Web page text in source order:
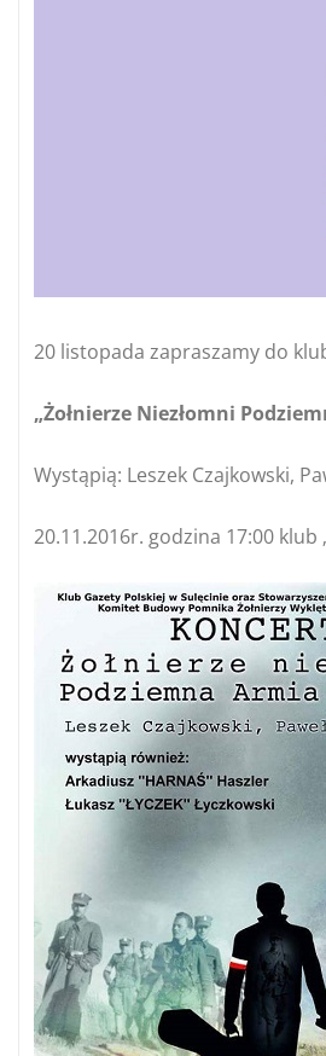
20 listopada zapraszamy do
„Żołnierze Niezłomni
Wystąpią: Leszek Czajkowski,
20.11.2016r. godzina 17:00 klub